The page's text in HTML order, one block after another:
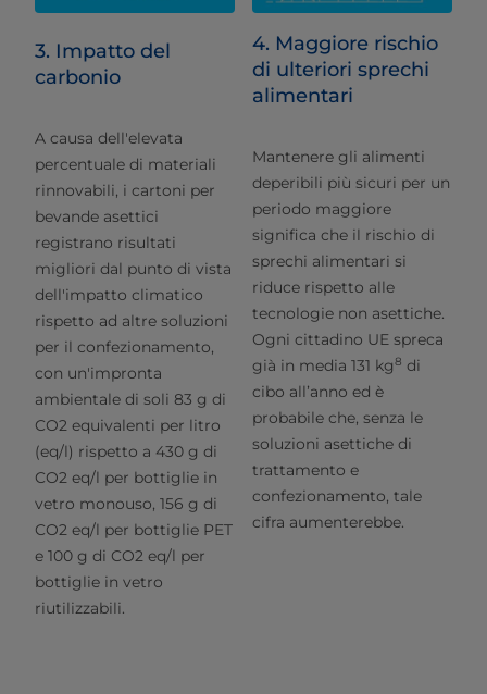
3. Impatto del
carbonio
A causa dell'elevata
percentuale di materiali
rinnovabili, i cartoni per
bevande asettici
registrano risultati
migliori dal punto di vista
dell'impatto climatico
rispetto ad altre soluzioni
per il confezionamento,
con un'impronta
ambientale di soli 83 g di
CO2 equivalenti per litro
(eq/l) rispetto a 430 g di
CO2 eq/l per bottiglie in
vetro monouso, 156 g di
CO2 eq/l per bottiglie PET
e 100 g di CO2 eq/l per
bottiglie in vetro
riutilizzabili.
4. Maggiore rischio
di ulteriori sprechi
alimentari
Mantenere gli alimenti
deperibili più sicuri per un
periodo maggiore
significa che il rischio di
sprechi alimentari si
riduce rispetto alle
tecnologie non asettiche.
Ogni cittadino UE spreca
già in media 131 kg8 di
cibo all’anno ed è
probabile che, senza le
soluzioni asettiche di
trattamento e
confezionamento, tale
cifra aumenterebbe.